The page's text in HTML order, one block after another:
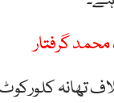
محمد گرفتار
تھانہ